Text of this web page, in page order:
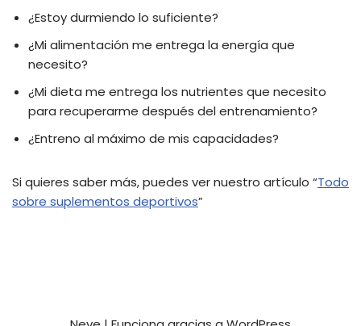
¿Estoy durmiendo lo suficiente?
¿Mi alimentación me entrega la energía que
necesito?
¿Mi dieta me entrega los nutrientes que necesito
para recuperarme después del entrenamiento?
¿Entreno al máximo de mis capacidades?
Si quieres saber más, puedes ver nuestro artículo “Todo
sobre suplementos deportivos”